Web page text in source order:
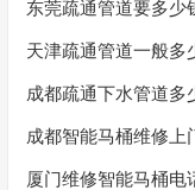
东莞疏通管道要多少
天津疏通管道一般多
成都疏通下水管道多
成都智能马桶维修上
厦门维修智能马桶电